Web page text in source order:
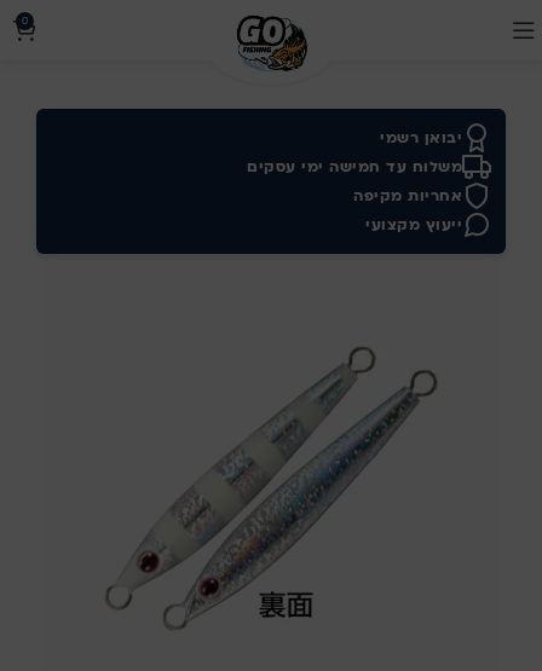
0
יבואן רשמי
משלוח עד חמישה ימי עסקים
אחריות מקיפה
ייעוץ מקצועי